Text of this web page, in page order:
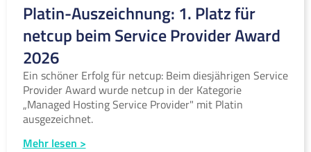
Platin-Auszeichnung: 1. Platz für
netcup beim Service Provider Award
2026
Ein schöner Erfolg für netcup: Beim diesjährigen Service
Provider Award wurde netcup in der Kategorie
„Managed Hosting Service Provider" mit Platin
ausgezeichnet.
Mehr lesen >